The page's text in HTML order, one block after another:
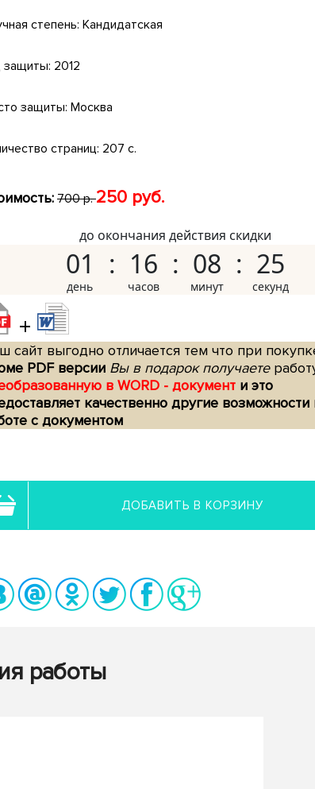
степень: Кандидатская
защиты: 2012
защиты: Москва
страниц: 207 с.
700 р.250 руб.
до окончания действия скидки
01 16 08 24
+
сайт выгодно отличается тем что при
PDF версии Вы в подарок получаете
в WORD - документ и это
качественно другие возможности
с документом
ДОБАВИТЬ В КОРЗИНУ
работы